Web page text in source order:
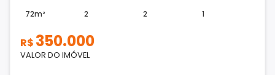
72m² 2 2 1
R$ 350.000
VALOR DO IMÓVEL